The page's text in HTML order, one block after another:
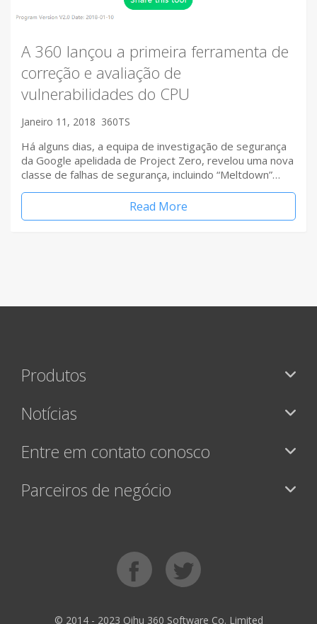
A 360 lançou a primeira ferramenta de
correção e avaliação de
vulnerabilidades do CPU
Janeiro 11, 2018 360TS
Há alguns dias, a equipa de investigação de segurança
da Google apelidada de Project Zero, revelou uma nova
classe de falhas de segurança, incluindo “Meltdown”…
Read More
Produtos
Notícias
Entre em contato conosco
Parceiros de negócio
© 2014 - 2023 Qihu 360 Software Co. Limited